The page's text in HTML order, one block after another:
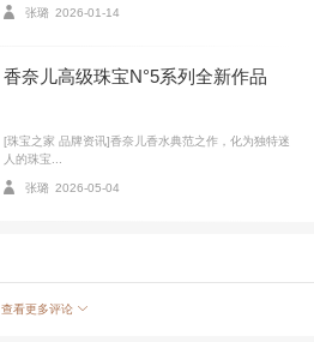
张璐 2026-01-14
香奈儿高级珠宝N°5系列全新作品
[珠宝之家 品牌资讯]香奈儿香水典范之作，化为独特迷
人的珠宝...
张璐 2026-05-04
查看更多评论